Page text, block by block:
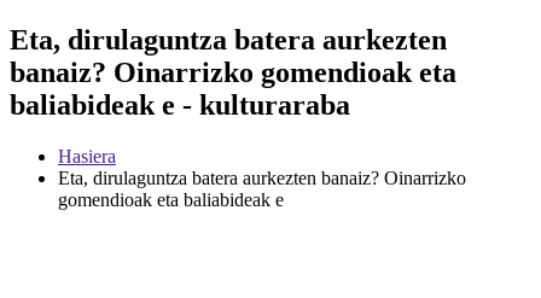
Eta, dirulaguntza batera aurkezten
banaiz? Oinarrizko gomendioak eta
baliabideak e - kulturaraba
Hasiera
Eta, dirulaguntza batera aurkezten banaiz? Oinarrizko
gomendioak eta baliabideak e